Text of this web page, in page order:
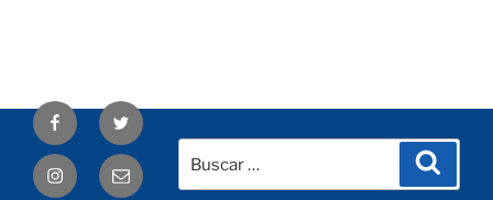
por:
Facebook Twitter
Correo